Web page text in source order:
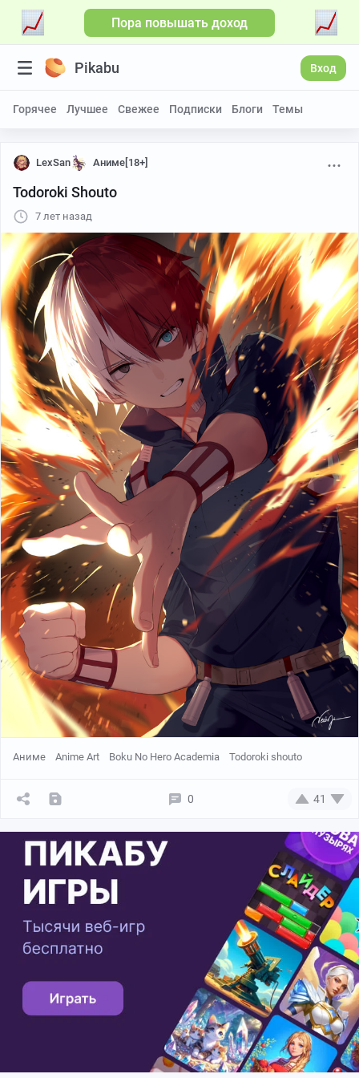
Пора повышать доход
Pikabu Вход
Горячее Лучшее Свежее Подписки Блоги Темы
LexSan Аниме[18+]
Todoroki Shouto
7 лет назад
Аниме Anime Art Boku No Hero Academia Todoroki shouto
0 41